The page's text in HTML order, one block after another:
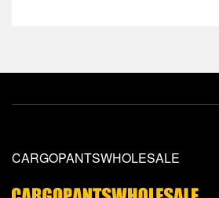
CARGOPANTSWHOLESALE